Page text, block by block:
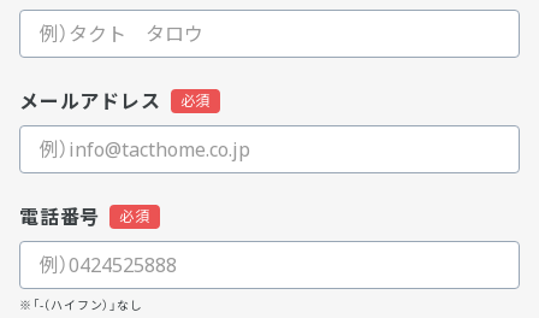
メールアドレス
電話番号
※「-（ハイフン）」なし